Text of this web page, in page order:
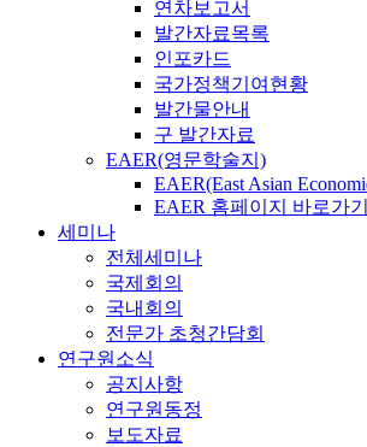
연차보고서
발간자료목록
인포카드
국가정책기여현황
발간물안내
구 발간자료
EAER(영문학술지)
EAER(East Asian
EAER 홈페이지 바로가기
세미나
전체세미나
국제회의
국내회의
전문가 초청간담회
연구원소식
공지사항
연구원동정
보도자료